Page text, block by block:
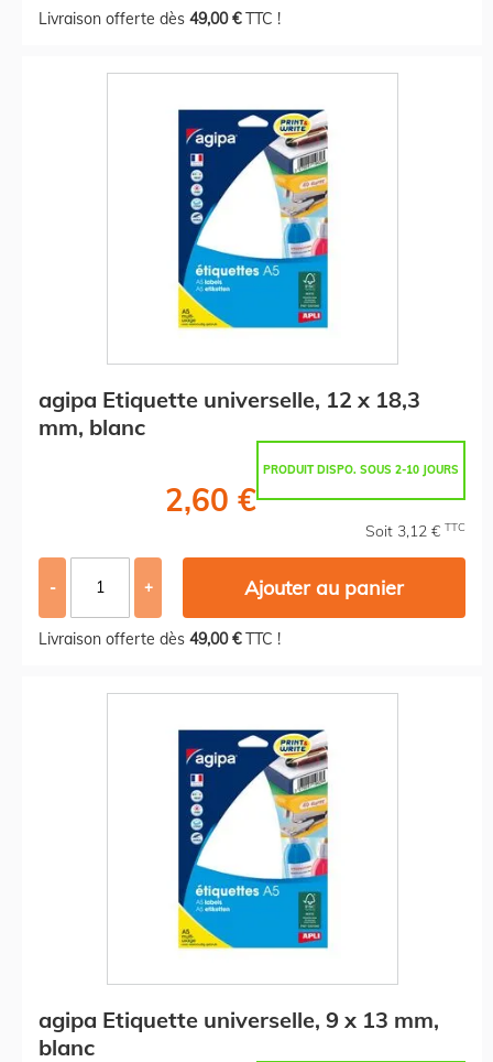
Livraison offerte dès 49,00 €TTC !
agipa Etiquette universelle, 12 x 18,3
mm, blanc
PRODUIT DISPO. SOUS 2-10 JOURS
2,60 €
Soit 3,12 € TTC
- + Ajouter au panier
Livraison offerte dès 49,00 €TTC !
agipa Etiquette universelle, 9 x 13 mm,
blanc